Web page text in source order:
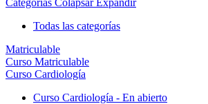
Categorías ColapsarExpandir
Todas las categorías
Matriculable
Curso Matriculable
Curso Cardiología
Curso Cardiología - En abierto